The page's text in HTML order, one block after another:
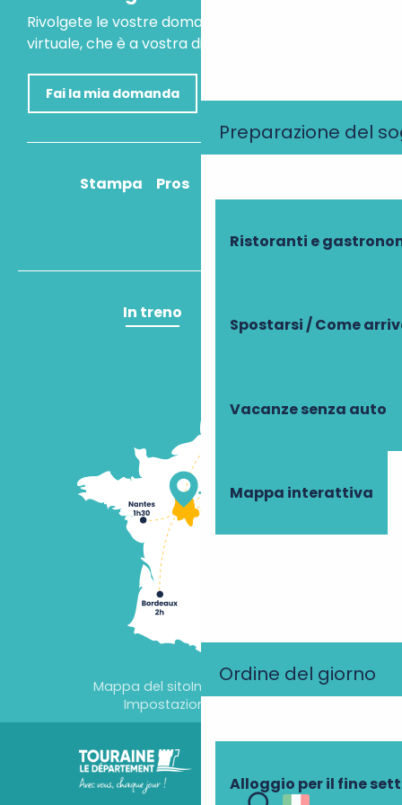
Preparazione del
Ristoranti e
Spostarsi / Come
Vacanze senza auto
Mappa interattiva
Ordine del giorno
Alloggio per il fine
Rivolgete le vostre domande al nostro assistente
virtuale, che è a vostra disposizione per aiutarvi.
Fai la mia domanda
Stampa Pros
In treno
Mappa del sitoInformazioni legali
Impostazioni dei cookie